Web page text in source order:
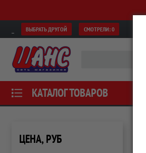
ВЫБРАТЬ ДРУГОЙ СМОТРЕЛИ:0
КАТАЛОГ ТОВАРОВ
ЦЕНА, РУБ